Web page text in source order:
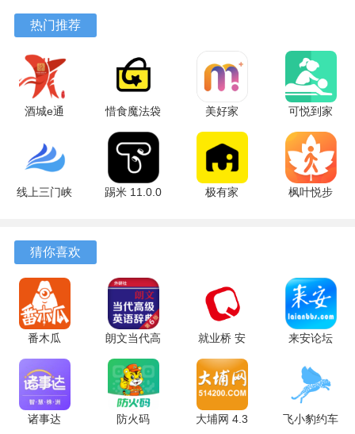
1、即时传输
Frameo采用先进的WiFi技术，在几秒钟内将照片发送到相框
10.13.27
最新版
17.9.56
热门推荐
酒城e通
版
惜食魔法袋
8.1.1 安卓
版
美好家
1.5.4 安卓
版
可悦到家
2.0.25 安卓
版
线上三门峡
踢米 11.0.0
极有家
枫叶悦步
猜你喜欢
番木瓜
3.5.3 安卓
版
朗文当代高
级英语词典
5.3.3 安卓
版
就业桥 安
卓版
来安论坛
卓版
诸事达
防火码
大埔网 4.3
飞小豹约车